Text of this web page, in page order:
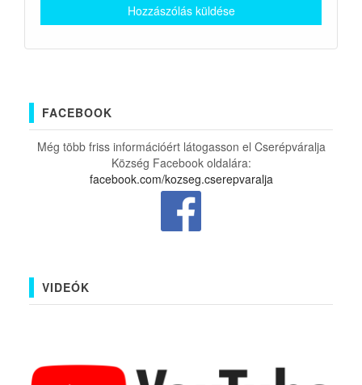
FACEBOOK
Még több friss információért látogasson el Cserépváralja
Község Facebook oldalára:
facebook.com/kozseg.cserepvaralja
VIDEÓK